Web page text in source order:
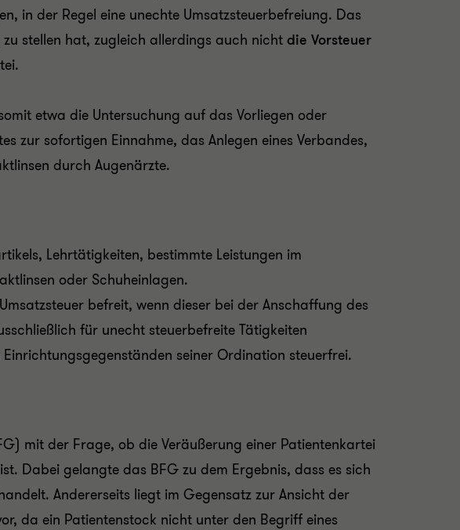
in der Regel eine unechte Umsatzsteuerbefreiung. Das
stellen hat, zugleich allerdings auch nicht die Vorsteuer
etwa die Untersuchung auf das Vorliegen oder
zur sofortigen Einnahme, das Anlegen eines Verbandes,
durch Augenärzte.
Lehrtätigkeiten, bestimmte Leistungen im
oder Schuheinlagen.
befreit, wenn dieser bei der Anschaffung des
für unecht steuerbefreite Tätigkeiten
seiner Ordination steuerfrei.
mit der Frage, ob die Veräußerung einer Patientenkartei
Dabei gelangte das BFG zu dem Ergebnis, dass es sich
Andererseits liegt im Gegensatz zur Ansicht der
da ein Patientenstock nicht unter den Begriff eines